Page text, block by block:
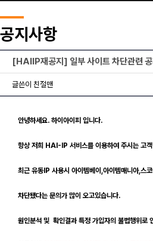
공지사항
[HAIIP재공지] 일부 사이트 차단관련 공
글쓴이 친절맨
안녕하세요. 하이아이피 입니다.
항상 저희 HAI-IP 서비스를 이용하여 주시는 고객
최근 유동IP 사용시 아이템베이,아이템매니아,스
차단됐다는 문의가 많이 오고있습니다.
원인분석 및 확인결과 특정 가입자의 불법행위로